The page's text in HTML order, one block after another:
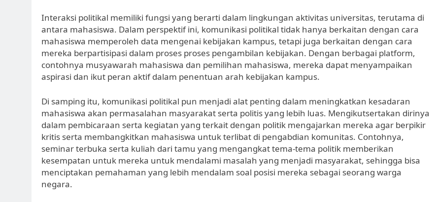
Interaksi politikal memiliki fungsi yang berarti dalam lingkungan aktivitas universitas, terutama di
antara mahasiswa. Dalam perspektif ini, komunikasi politikal tidak hanya berkaitan dengan cara
mahasiswa memperoleh data mengenai kebijakan kampus, tetapi juga berkaitan dengan cara
mereka berpartisipasi dalam proses proses pengambilan kebijakan. Dengan berbagai platform,
contohnya musyawarah mahasiswa dan pemilihan mahasiswa, mereka dapat menyampaikan
aspirasi dan ikut peran aktif dalam penentuan arah kebijakan kampus.
Di samping itu, komunikasi politikal pun menjadi alat penting dalam meningkatkan kesadaran
mahasiswa akan permasalahan masyarakat serta politis yang lebih luas. Mengikutsertakan dirinya
dalam pembicaraan serta kegiatan yang terkait dengan politik mengajarkan mereka agar berpikir
kritis serta membangkitkan mahasiswa untuk terlibat di pengabdian komunitas. Contohnya,
seminar terbuka serta kuliah dari tamu yang mengangkat tema-tema politik memberikan
kesempatan untuk mereka untuk mendalami masalah yang menjadi masyarakat, sehingga bisa
menciptakan pemahaman yang lebih mendalam soal posisi mereka sebagai seorang warga
negara.